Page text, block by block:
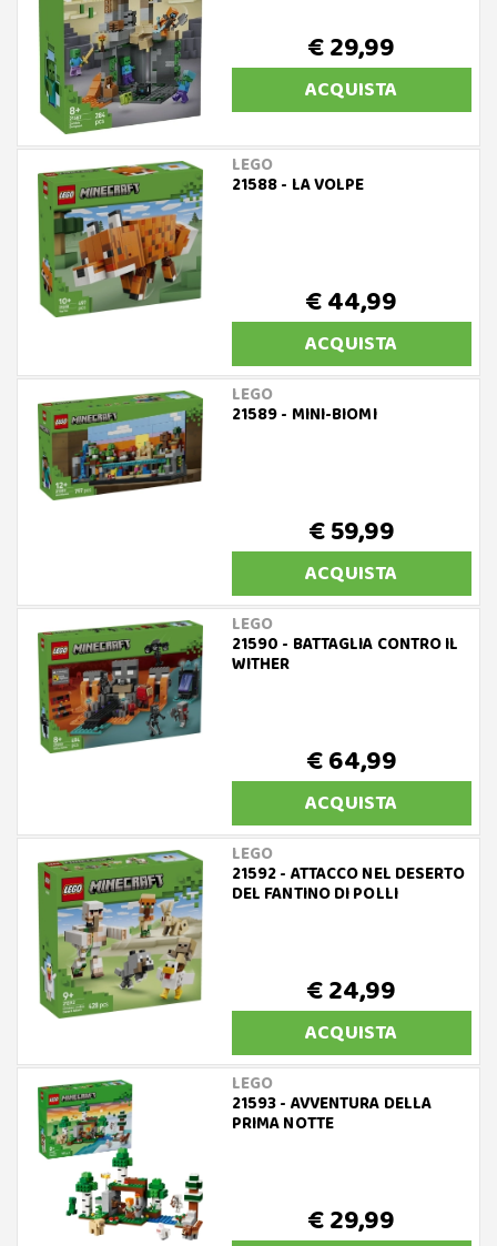
€ 29,99
ACQUISTA
LEGO
21588 - LA VOLPE
€ 44,99
ACQUISTA
LEGO
21589 - MINI-BIOMI
€ 59,99
ACQUISTA
LEGO
21590 - BATTAGLIA CONTRO IL
WITHER
€ 64,99
ACQUISTA
LEGO
21592 - ATTACCO NEL DESERTO
DEL FANTINO DI POLLI
€ 24,99
ACQUISTA
LEGO
21593 - AVVENTURA DELLA
PRIMA NOTTE
€ 29,99